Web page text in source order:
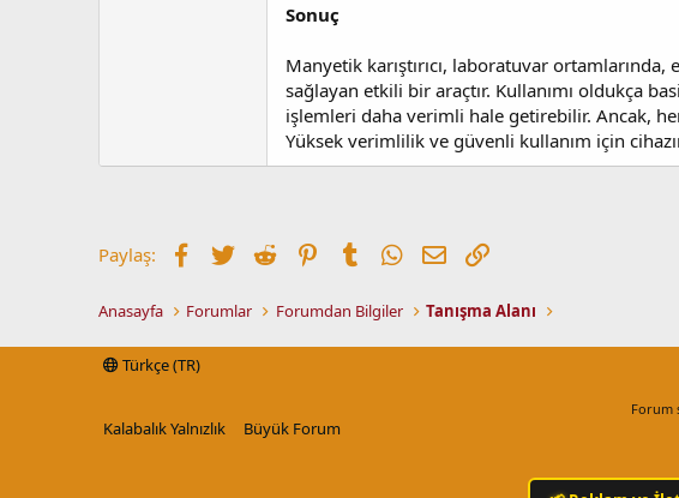
Sonuç
Manyetik karıştırıcı, laboratuvar
sağlayan etkili bir araçtır. Kullanımı oldukça
işlemleri daha verimli hale getirebilir. Ancak,
Yüksek verimlilik ve güvenli kullanım için
Paylaş: Facebook
TwitterReddit PinterestTumblrWhatsApp
E-postaLink
Anasayfa Forumlar Forumdan Bilgiler Tanışma Alanı
Türkçe (TR)
Forum
Kalabalık Yalnızlık Büyük Forum